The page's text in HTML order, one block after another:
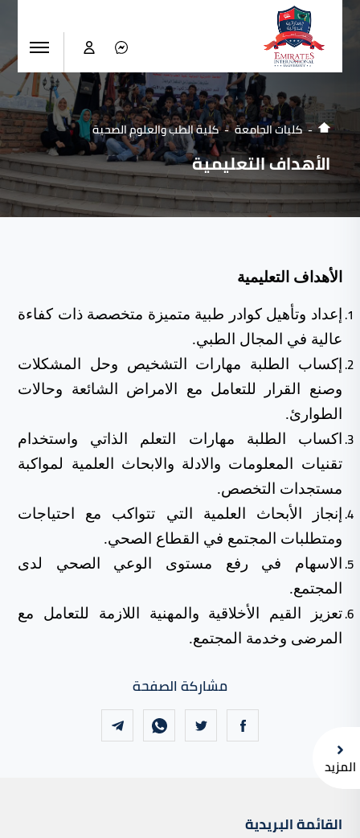
كليات الجامعة كلية الطب والعلوم الصحية
الأهداف التعليمية
المزيد
الأهداف التعليمية
إعداد وتأهيل كوادر طبية متميزة متخصصة ذات كفاءة
عالية في المجال الطبي.
إكساب الطلبة مهارات التشخيص وحل المشكلات
وصنع القرار للتعامل مع الامراض الشائعة وحالات
الطوارئ.
اكساب الطلبة مهارات التعلم الذاتي واستخدام
تقنيات المعلومات والادلة والابحاث العلمية لمواكبة
مستجدات التخصص.
إنجاز الأبحاث العلمية التي تتواكب مع احتياجات
ومتطلبات المجتمع في القطاع الصحي.
الاسهام في رفع مستوى الوعي الصحي لدى
المجتمع.
تعزيز القيم الأخلاقية والمهنية اللازمة للتعامل مع
المرضى وخدمة المجتمع.
مشاركة الصفحة
القائمة البريدية